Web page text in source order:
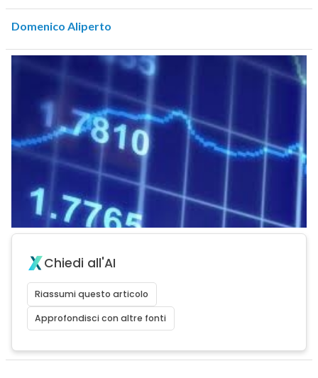
Domenico Aliperto
Chiedi all'AI
Riassumi questo articolo
Approfondisci con altre fonti